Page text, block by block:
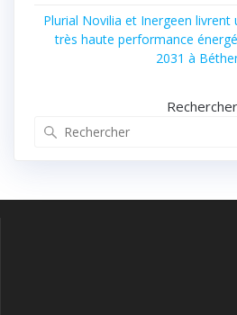
Plurial Novilia et Inergeen
très haute performance
2031 à
Rechercher